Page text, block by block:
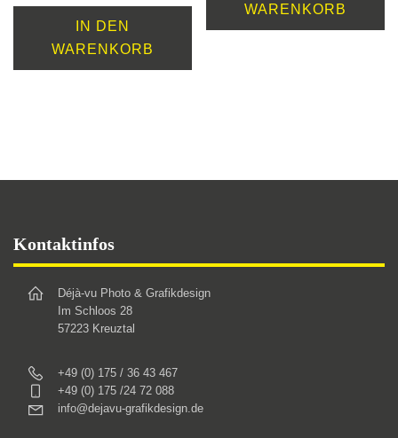
IN DEN
WARENKORB
WARENKORB
Footer
Kontaktinfos
Déjà-vu Photo & Grafikdesign
Im Schloos 28
57223 Kreuztal
+49 (0) 175 / 36 43 467
+49 (0) 175 /24 72 088
info@dejavu-grafikdesign.de